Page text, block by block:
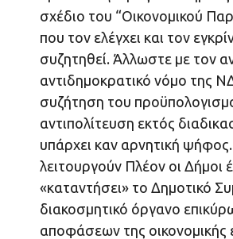
σχέδιο του “Οικονομικού
που τον ελέγχει και τον
συζητηθεί. Άλλωστε με τον
αντιδημοκρατικό νόμο της
συζήτηση του
αντιπολίτευση εκτός
υπάρχει καν αρνητική
λειτουργούν Πλέον οι Δήμοι
«καταντήσει» το Δημοτικό
διακοσμητικό όργανο
αποφάσεων της οικονομικής